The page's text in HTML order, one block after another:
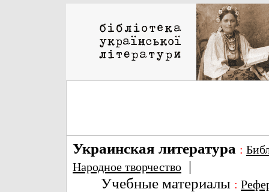
Украинская литература :
Народное творчество |
Учебные материалы :